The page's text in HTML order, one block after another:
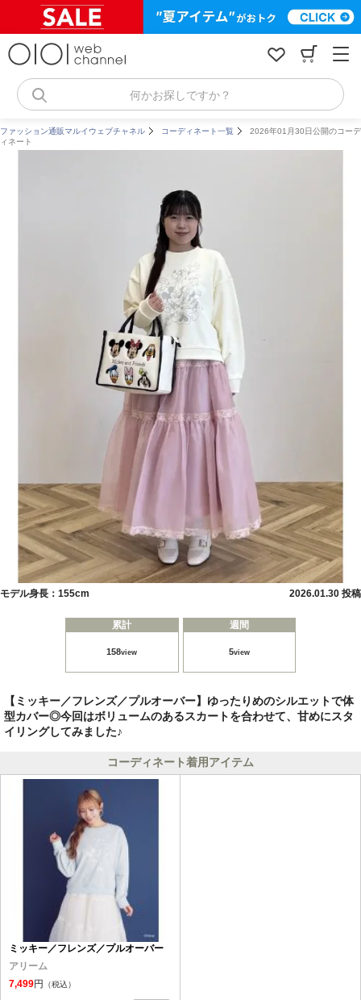
ッ
何かお探しですか？
ファッション通販マルイウェブチャネル コーディネート一覧
2026年01月30日公開のコーデ
ィネート
モデル身長：155cm 2026.01.30 投稿
累計
158view
週間
5view
【ミッキー／フレンズ／プルオーバー】ゆったりめのシルエットで体
型カバー◎今回はボリュームのあるスカートを合わせて、甘めにスタ
イリングしてみました♪
コーディネート着用アイテム
ミッキー／フレンズ／プルオーバー
アリーム
7,499円 （税込）